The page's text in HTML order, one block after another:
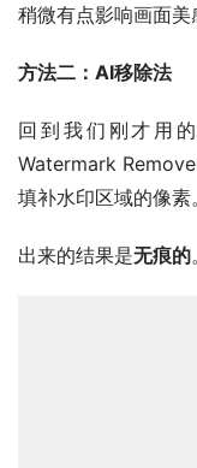
稍微有点影响画面美
方法二：AI移除法
回到我们刚才用
Watermark
填补水印区域的像素。
出来的结果是无痕的。